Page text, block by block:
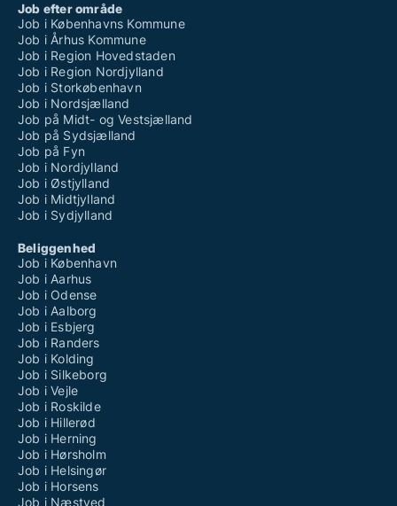
Job efter område
Job i Københavns Kommune
Job i Århus Kommune
Job i Region Hovedstaden
Job i Region Nordjylland
Job i Storkøbenhavn
Job i Nordsjælland
Job på Midt- og Vestsjælland
Job på Sydsjælland
Job på Fyn
Job i Nordjylland
Job i Østjylland
Job i Midtjylland
Job i Sydjylland
Beliggenhed
Job i København
Job i Aarhus
Job i Odense
Job i Aalborg
Job i Esbjerg
Job i Randers
Job i Kolding
Job i Silkeborg
Job i Vejle
Job i Roskilde
Job i Hillerød
Job i Herning
Job i Hørsholm
Job i Helsingør
Job i Horsens
Job i Næstved